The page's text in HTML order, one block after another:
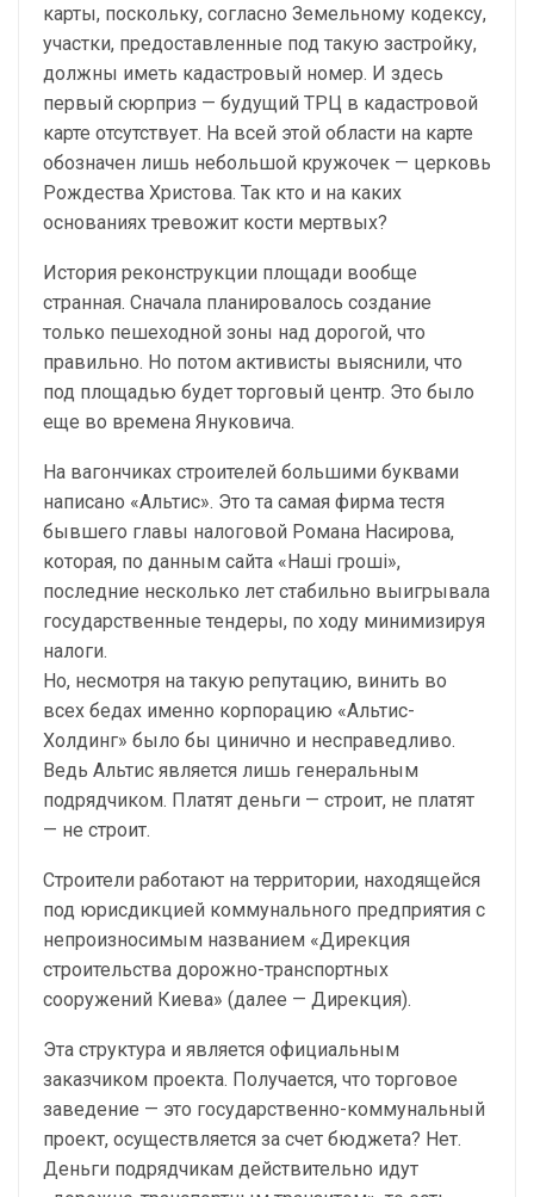
карты, поскольку, согласно Земельному кодексу,
участки, предоставленные под такую застройку,
должны иметь кадастровый номер. И здесь
первый сюрприз — будущий ТРЦ в кадастровой
карте отсутствует. На всей этой области на карте
обозначен лишь небольшой кружочек — церковь
Рождества Христова. Так кто и на каких
основаниях тревожит кости мертвых?
История реконструкции площади вообще
странная. Сначала планировалось создание
только пешеходной зоны над дорогой, что
правильно. Но потом активисты выяснили, что
под площадью будет торговый центр. Это было
еще во времена Януковича.
На вагончиках строителей большими буквами
написано «Альтис». Это та самая фирма тестя
бывшего главы налоговой Романа Насирова,
которая, по данным сайта «Наші гроші»,
последние несколько лет стабильно выигрывала
государственные тендеры, по ходу минимизируя
налоги.
Но, несмотря на такую репутацию, винить во
всех бедах именно корпорацию «Альтис-
Холдинг» было бы цинично и несправедливо.
Ведь Альтис является лишь генеральным
подрядчиком. Платят деньги — строит, не платят
— не строит.
Строители работают на территории, находящейся
под юрисдикцией коммунального предприятия с
непроизносимым названием «Дирекция
строительства дорожно-транспортных
сооружений Киева» (далее — Дирекция).
Эта структура и является официальным
заказчиком проекта. Получается, что торговое
заведение — это государственно-коммунальный
проект, осуществляется за счет бюджета? Нет.
Деньги подрядчикам действительно идут